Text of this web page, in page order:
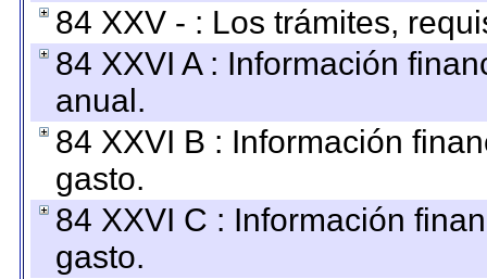
84 XXV - : Los trámites,
84 XXVI A : Información
anual.
84 XXVI B : Información
gasto.
84 XXVI C : Información
gasto.